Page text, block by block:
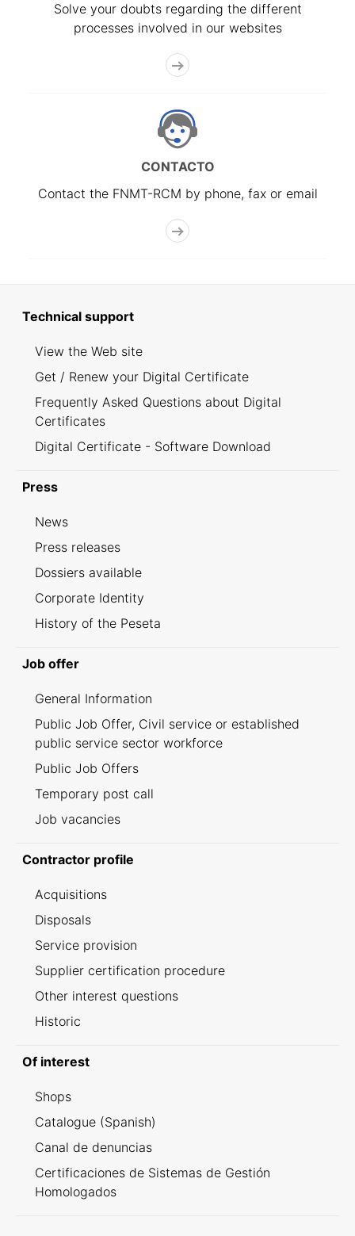
Solve your doubts regarding the different
processes involved in our websites
CONTACTO
Contact the FNMT-RCM by phone, fax or email
Technical support
View the Web site
Get / Renew your Digital Certificate
Frequently Asked Questions about Digital
Certificates
Digital Certificate - Software Download
Press
News
Press releases
Dossiers available
Corporate Identity
History of the Peseta
Job offer
General Information
Public Job Offer, Civil service or established
public service sector workforce
Public Job Offers
Temporary post call
Job vacancies
Contractor profile
Acquisitions
Disposals
Service provision
Supplier certification procedure
Other interest questions
Historic
Of interest
Shops
Catalogue (Spanish)
Canal de denuncias
Certificaciones de Sistemas de Gestión
Homologados